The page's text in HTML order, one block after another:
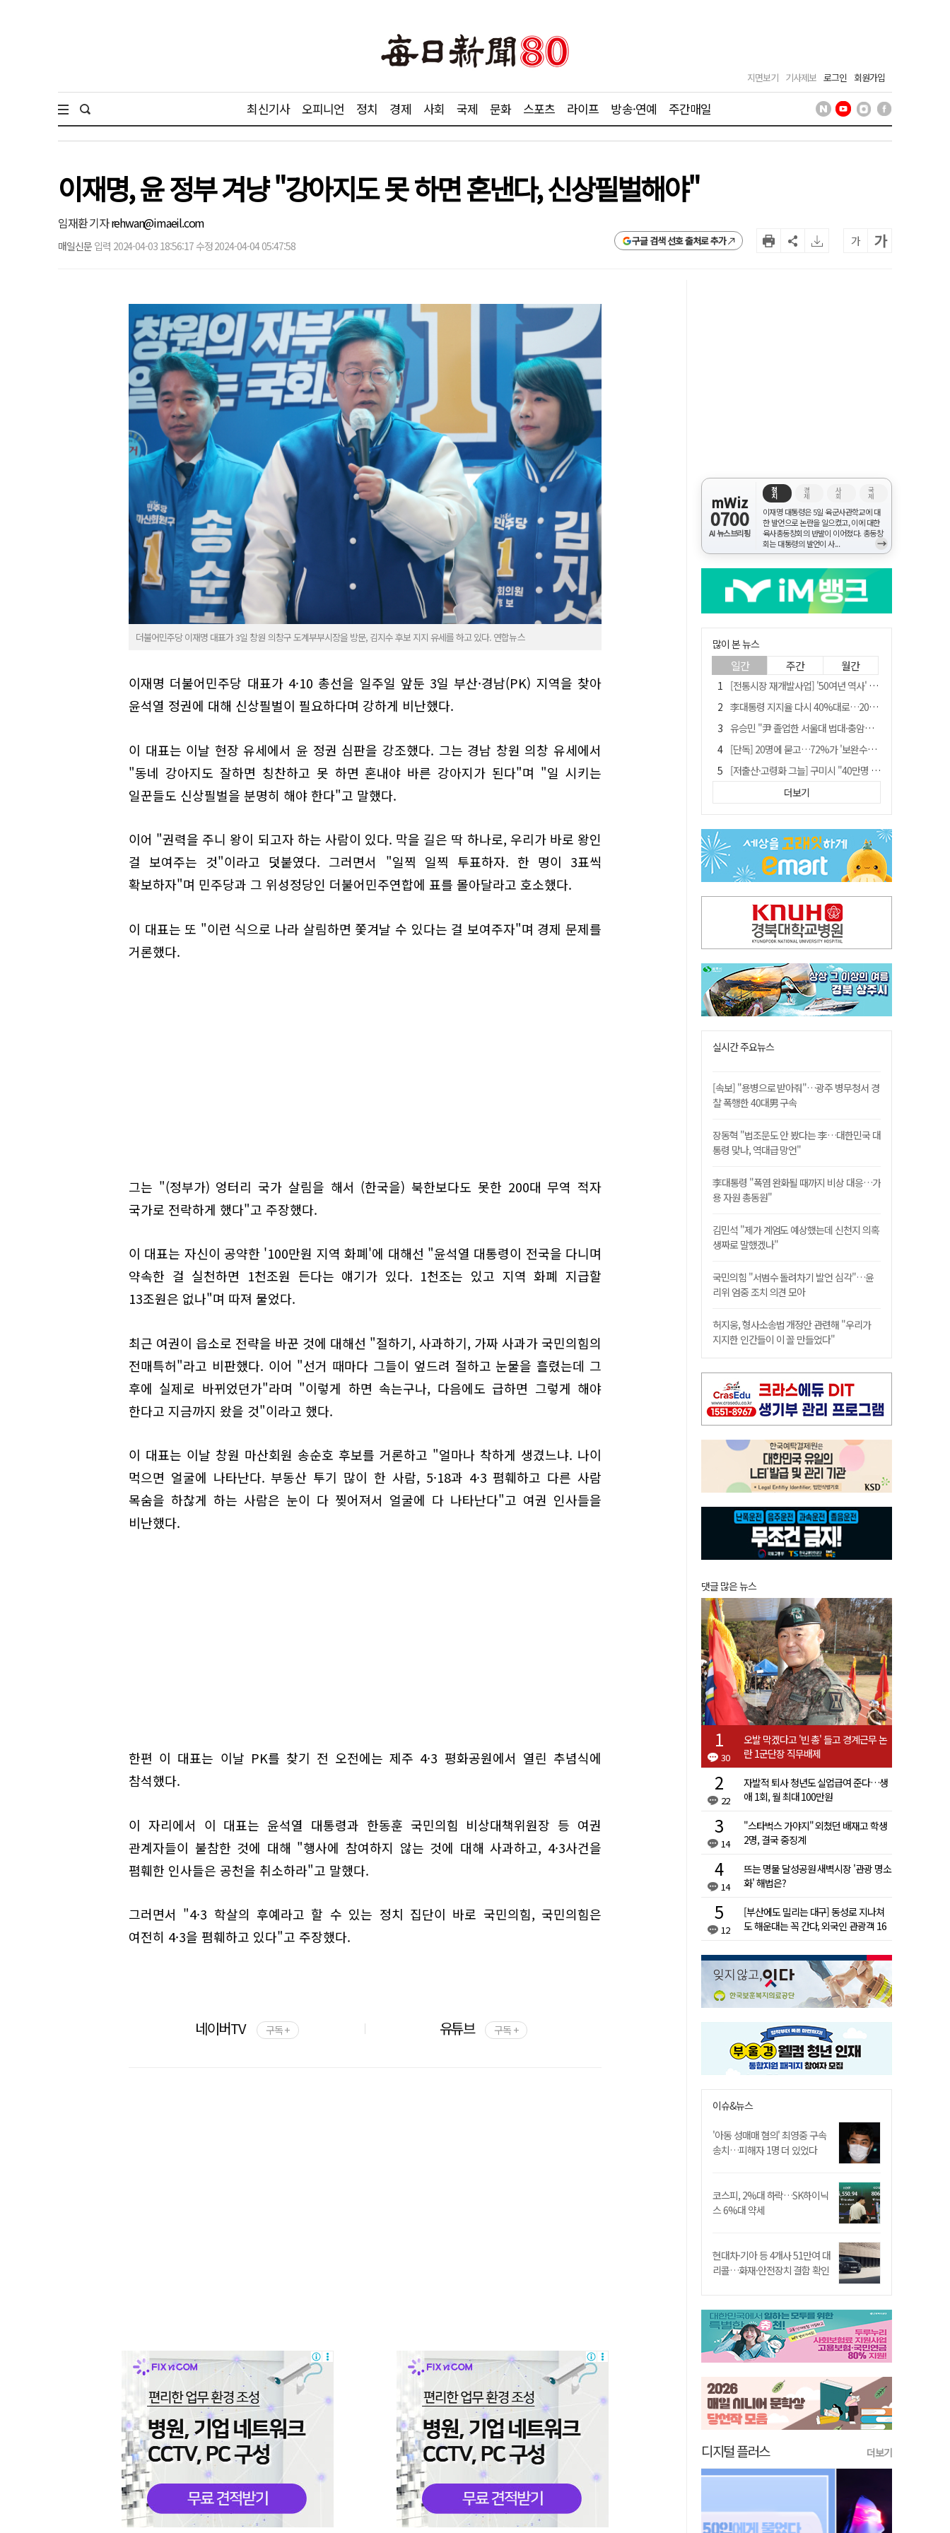
지면보기 기사제보 로그인 회원가입
최신기사 오피니언 정치 경제 사회 국제 문화 스포츠 라이프 방송·연예 주간매일
이재명, 윤 정부 겨냥 "강아지도 못 하면 혼낸다, 신상필벌해야"
임재환 기자rehwan@imaeil.com
매일신문 입력 2024-04-03 18:56:17 수정 2024-04-04 05:47:58 구글 검색 선호 출처로 추가 가 가
더불어민주당 이재명 대표가 3일 창원 의창구 도계부부시장을 방문, 김지수 후보 지지 유세를 하고 있다. 연합뉴스
이재명 더불어민주당 대표가 4·10 총선을 일주일 앞둔 3일 부산·경남(PK) 지역을 찾아
윤석열 정권에 대해 신상필벌이 필요하다며 강하게 비난했다.
이 대표는 이날 현장 유세에서 윤 정권 심판을 강조했다. 그는 경남 창원 의창 유세에서
"동네 강아지도 잘하면 칭찬하고 못 하면 혼내야 바른 강아지가 된다"며 "일 시키는
일꾼들도 신상필벌을 분명히 해야 한다"고 말했다.
이어 "권력을 주니 왕이 되고자 하는 사람이 있다. 막을 길은 딱 하나로, 우리가 바로 왕인
걸 보여주는 것"이라고 덧붙였다. 그러면서 "일찍 일찍 투표하자. 한 명이 3표씩
확보하자"며 민주당과 그 위성정당인 더불어민주연합에 표를 몰아달라고 호소했다.
이 대표는 또 "이런 식으로 나라 살림하면 쫓겨날 수 있다는 걸 보여주자"며 경제 문제를
거론했다.
그는 "(정부가) 엉터리 국가 살림을 해서 (한국을) 북한보다도 못한 200대 무역 적자
국가로 전락하게 했다"고 주장했다.
이 대표는 자신이 공약한 '100만원 지역 화폐'에 대해선 "윤석열 대통령이 전국을 다니며
약속한 걸 실천하면 1천조원 든다는 얘기가 있다. 1천조는 있고 지역 화폐 지급할
13조원은 없나"며 따져 물었다.
최근 여권이 읍소로 전략을 바꾼 것에 대해선 "절하기, 사과하기, 가짜 사과가 국민의힘의
전매특허"라고 비판했다. 이어 "선거 때마다 그들이 엎드려 절하고 눈물을 흘렸는데 그
후에 실제로 바뀌었던가"라며 "이렇게 하면 속는구나, 다음에도 급하면 그렇게 해야
한다고 지금까지 왔을 것"이라고 했다.
이 대표는 이날 창원 마산회원 송순호 후보를 거론하고 "얼마나 착하게 생겼느냐. 나이
먹으면 얼굴에 나타난다. 부동산 투기 많이 한 사람, 5·18과 4·3 폄훼하고 다른 사람
목숨을 하찮게 하는 사람은 눈이 다 찢어져서 얼굴에 다 나타난다"고 여권 인사들을
비난했다.
한편 이 대표는 이날 PK를 찾기 전 오전에는 제주 4·3 평화공원에서 열린 추념식에
참석했다.
이 자리에서 이 대표는 윤석열 대통령과 한동훈 국민의힘 비상대책위원장 등 여권
관계자들이 불참한 것에 대해 "행사에 참여하지 않는 것에 대해 사과하고, 4·3사건을
폄훼한 인사들은 공천을 취소하라"고 말했다.
그러면서 "4·3 학살의 후예라고 할 수 있는 정치 집단이 바로 국민의힘, 국민의힘은
여전히 4·3을 폄훼하고 있다"고 주장했다.
네이버TV 구독 + 유튜브 구독 +
mWiz
0700
AI 뉴스브리핑
정
치
경
제
사
회
국
제
이재명 대통령은 5일 육군사관학교에 대
한 발언으로 논란을 일으켰고, 이에 대한
육사총동창회의 반발이 이어졌다. 총동창
회는 대통령의 발언이 사...
→
많이 본 뉴스
일간 주간 월간
[전통시장 재개발사업] '50여년 역사' 수성시장 자리에 25층 주상복합 들어선다
李대통령 지지율 다시 40%대로…20대는 18.8%p 급락
유승민 "尹 졸업한 서울대 법대·충암고도 없애야"…李 육사 통합 직격
[단독] 20명에 묻고…72%가 '보완수사권 폐지'?
[저출산·고령화 그늘] 구미시 "40만명 사수" 고령군 "3만명대 회복"
[전통시장 재개발사업] 신천시장 재개발, 준공 후에도 소송전
안동-사가에, "50년 우정 넘어 미래 50년 함께 연다"
[인사]경상북도
"김용민, 흑백논리로 세상 보는 듯" 검찰 내부서 지탄
더보기
실시간 주요뉴스
[속보] "용병으로 받아줘"…광주 병무청서 경
찰 폭행한 40대男 구속
장동혁 "법조문도 안 봤다는 李…대한민국 대
통령 맞나, 역대급 망언"
李대통령 "폭염 완화될 때까지 비상 대응…가
용 자원 총동원"
김민석 "제가 계엄도 예상했는데 신천지 의혹
생짜로 말했겠나"
국민의힘 "서범수 돌려차기 발언 심각"…윤
리위 엄중 조치 의견 모아
허지웅, 형사소송법 개정안 관련해 "우리가
지지한 인간들이 이 꼴 만들었다"
댓글 많은 뉴스
30
오발 막겠다고 '빈 총' 들고 경계근무 논
란 1군단장 직무배제
22
자발적 퇴사 청년도 실업급여 준다…생
애 1회, 월 최대 100만원
14
"스타벅스 가야지" 외쳤던 배재고 학생
2명, 결국 중징계
14
뜨는 명물 달성공원 새벽시장 '관광 명소
화' 해법은?
12
[부산에도 밀리는 대구] 동성로 지나쳐
도 해운대는 꼭 간다, 외국인 관광객 16
이슈&뉴스
'아동 성매매 혐의' 최영중 구속
송치…피해자 1명 더 있었다
코스피, 2%대 하락…SK하이닉
스 6%대 약세
현대차·기아 등 4개사 51만여 대
리콜…화재·안전장치 결함 확인
디지털 플러스 더보기